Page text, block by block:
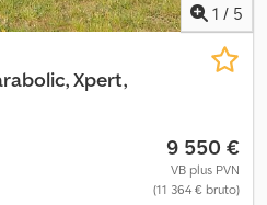
1 / 5
Xpert,
9 550 €
VB plus PVN
(11 364 € bruto)